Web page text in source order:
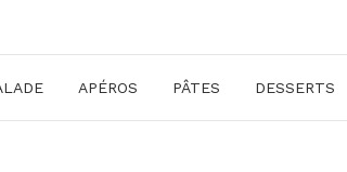
APÉROS PÂTES DESSERTS